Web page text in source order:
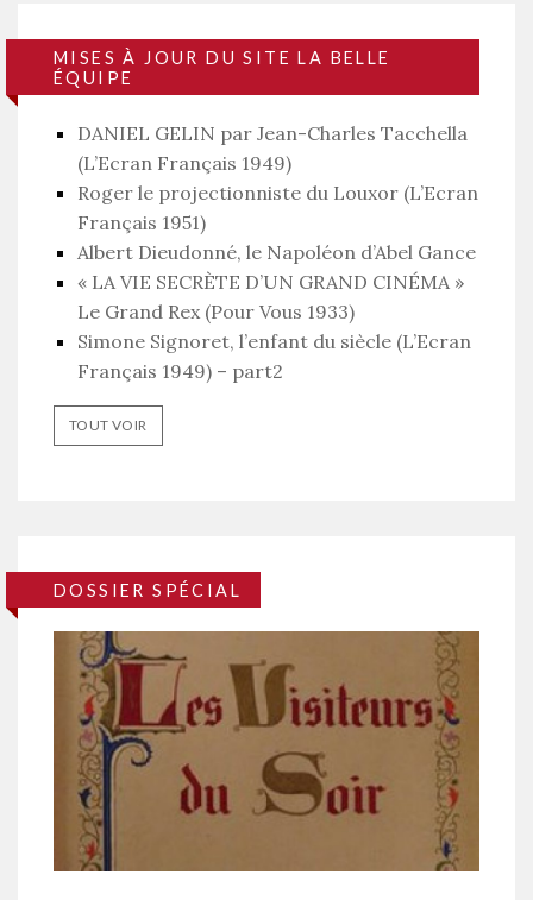
MISES À JOUR DU SITE LA BELLE
ÉQUIPE
DANIEL GELIN par Jean-Charles Tacchella
(L’Ecran Français 1949)
Roger le projectionniste du Louxor (L’Ecran
Français 1951)
Albert Dieudonné, le Napoléon d’Abel Gance
« LA VIE SECRÈTE D’UN GRAND CINÉMA »
Le Grand Rex (Pour Vous 1933)
Simone Signoret, l’enfant du siècle (L’Ecran
Français 1949) – part2
TOUT VOIR
DOSSIER SPÉCIAL